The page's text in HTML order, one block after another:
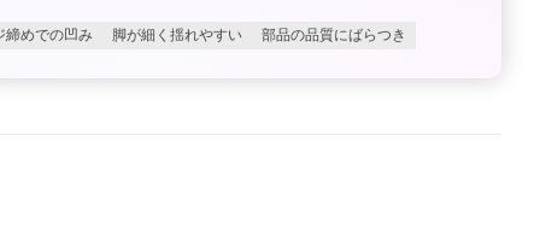
締めでの凹み 脚が細く揺れやすい 部品の品質にばらつき